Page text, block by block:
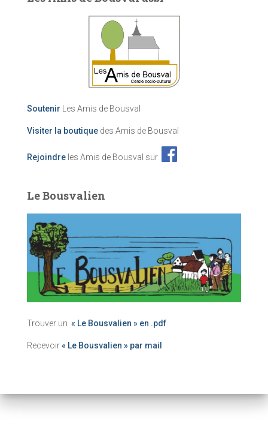
Soutenir Les Amis de Bousval
Visiter la boutique des Amis de Bousval
Rejoindre les Amis de Bousval sur
Le Bousvalien
Trouver un « Le Bousvalien » en .pdf
Recevoir« Le Bousvalien » par mail